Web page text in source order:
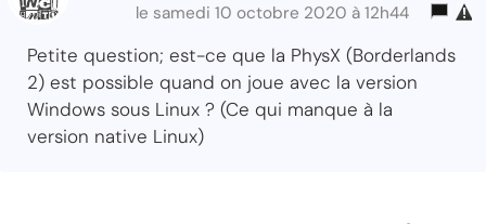
le samedi 10 octobre 2020 à 12h44
Petite question; est-ce que la PhysX (Borderlands
2) est possible quand on joue avec la version
Windows sous Linux ? (Ce qui manque à la
version native Linux)